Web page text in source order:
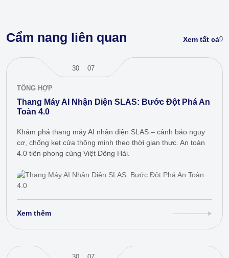
Cẩm nang liên quan Xem tất cả
30 07
TỔNG HỢP
Thang Máy AI Nhận Diện SLAS: Bước Đột Phá An
Toàn 4.0
Khám phá thang máy AI nhận diện SLAS – cảnh báo nguy
cơ, chống kẹt cửa thông minh theo thời gian thực. An toàn
4.0 tiên phong cùng Việt Đông Hải.
Xem thêm